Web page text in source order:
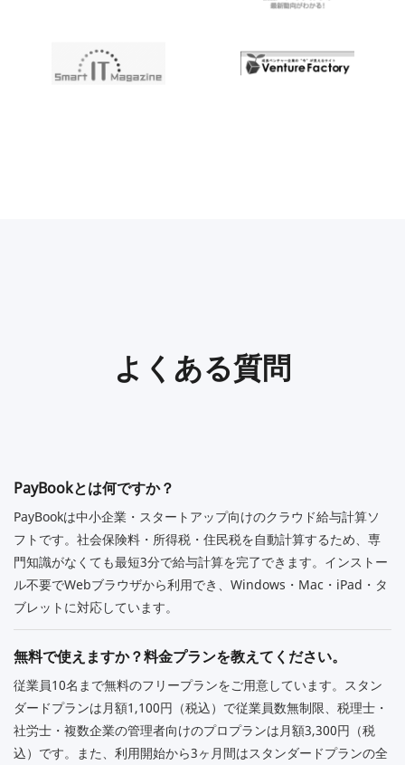
よくある質問
PayBookとは何ですか？
PayBookは中小企業・スタートアップ向けのクラウド給与計算ソ
フトです。社会保険料・所得税・住民税を自動計算するため、専
門知識がなくても最短3分で給与計算を完了できます。インストー
ル不要でWebブラウザから利用でき、Windows・Mac・iPad・タ
ブレットに対応しています。
無料で使えますか？料金プランを教えてください。
従業員10名まで無料のフリープランをご用意しています。スタン
ダードプランは月額1,100円（税込）で従業員数無制限、税理士・
社労士・複数企業の管理者向けのプロプランは月額3,300円（税
込）です。また、利用開始から3ヶ月間はスタンダードプランの全